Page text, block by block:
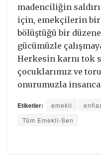
madenciliğin
için, emekçilerin
bölüştüğü bir
gücümüzle
Herkesin karnı tok
çocuklarımız ve
onurumuzla insanca
Etiketler: emekli
Tüm Emekli-Sen